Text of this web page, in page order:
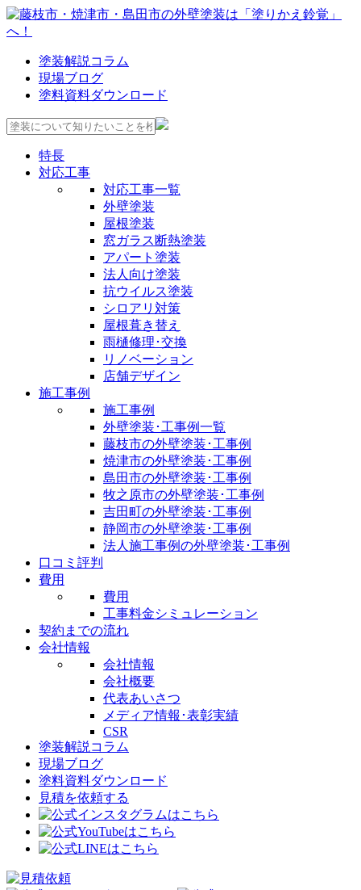
塗装解説コラム
現場ブログ
塗料資料ダウンロード
特長
対応工事
対応工事一覧
外壁塗装
屋根塗装
窓ガラス断熱塗装
アパート塗装
法人向け塗装
抗ウイルス塗装
シロアリ対策
屋根葺き替え
雨樋修理･交換
リノベーション
店舗デザイン
施工事例
施工事例
外壁塗装･工事例一覧
藤枝市の外壁塗装･工事例
焼津市の外壁塗装･工事例
島田市の外壁塗装･工事例
牧之原市の外壁塗装･工事例
吉田町の外壁塗装･工事例
静岡市の外壁塗装･工事例
法人施工事例の外壁塗装･工事例
口コミ評判
費用
費用
工事料金シミュレーション
契約までの流れ
会社情報
会社情報
会社概要
代表あいさつ
メディア情報･表彰実績
CSR
塗装解説コラム
現場ブログ
塗料資料ダウンロード
見積を依頼する